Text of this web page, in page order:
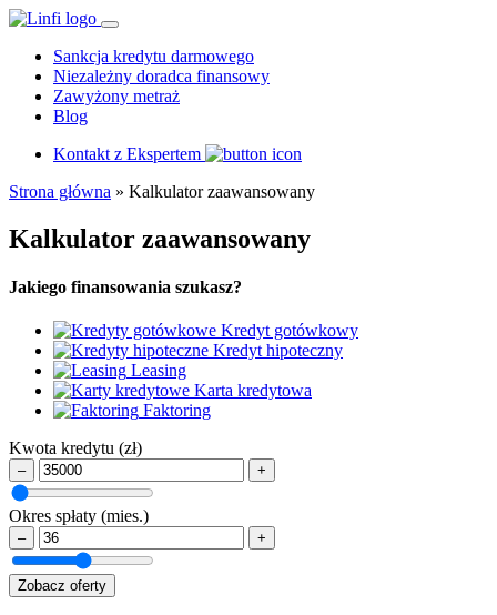
Sankcja kredytu darmowego
Niezależny doradca finansowy
Zawyżony metraż
Blog
Kontakt z Ekspertem
Strona główna » Kalkulator zaawansowany
Kalkulator zaawansowany
Jakiego finansowania szukasz?
Kredyt gotówkowy
Kredyt hipoteczny
Leasing
Karta kredytowa
Faktoring
Kwota kredytu (zł)
– +
Okres spłaty (mies.)
– +
Zobacz oferty